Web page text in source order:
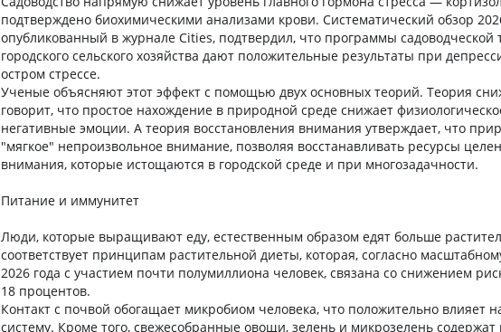
подтверждено биохимическими анализами крови. Систематический обзор
опубликованный в журнале Cities, подтвердил, что программы садоводческой
городского сельского хозяйства дают положительные результаты при
остром стрессе.
Ученые объясняют этот эффект с помощью двух основных теорий. Теория
говорит, что простое нахождение в природной среде снижает
негативные эмоции. А теория восстановления внимания утверждает, что
"мягкое" непроизвольное внимание, позволяя восстанавливать ресурсы
внимания, которые истощаются в городской среде и при многозадачности.
Питание и иммунитет
Люди, которые выращивают еду, естественным образом едят больше
соответствует принципам растительной диеты, которая, согласно
2026 года с участием почти полумиллиона человек, связана со снижением
18 процентов.
Контакт с почвой обогащает микробиом человека, что положительно влияет
систему. Кроме того, свежесобранные овощи, зелень и микрозелень